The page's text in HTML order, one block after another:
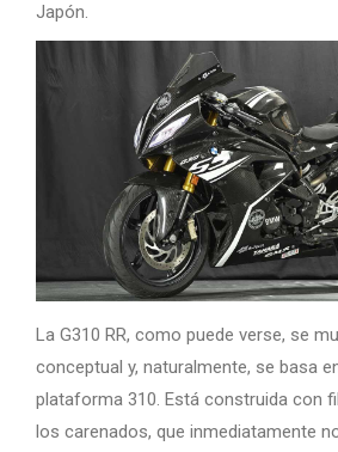
Japón.
La G310 RR, como puede verse, se
conceptual y, naturalmente, se basa
plataforma 310. Está construida con
los carenados, que inmediatamente